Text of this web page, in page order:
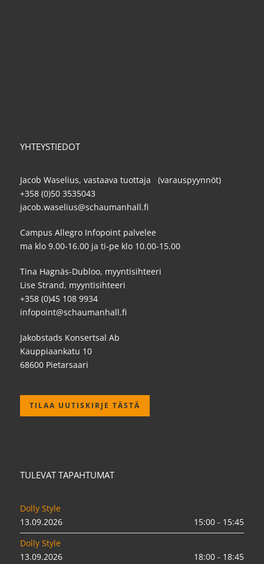
YHTEYSTIEDOT
Jacob Waselius, vastaava tuottaja (varauspyynnöt)
+358 (0)50 3535043
jacob.waselius@schaumanhall.fi
Campus Allegro Infopoint palvelee
ma klo 9.00-16.00 ja ti-pe klo 10.00-15.00
Tina Hagnäs-Dubloo, myyntisihteeri
Lise Strand, myyntisihteeri
+358 (0)45 108 9934
infopoint@schaumanhall.fi
Jakobstads Konsertsal Ab
Kauppiaankatu 10
68600 Pietarsaari
TILAA UUTISKIRJE TÄSTÄ
TULEVAT TAPAHTUMAT
Dolly Style
13.09.2026
15:00 - 15:45
Dolly Style
13.09.2026
18:00 - 18:45